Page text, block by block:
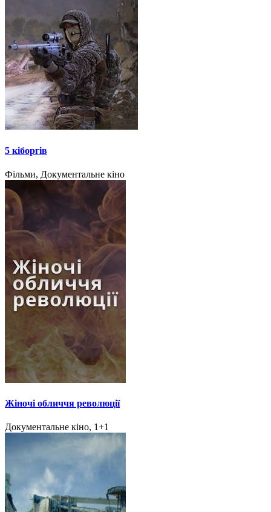
5 кіборгів
Фільми, Документальне кіно
Жіночі обличчя революції
Документальне кіно, 1+1